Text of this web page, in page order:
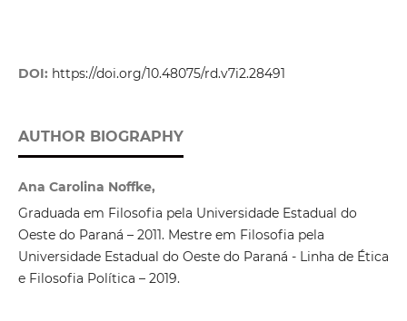
DOI: https://doi.org/10.48075/rd.v7i2.28491
AUTHOR BIOGRAPHY
Ana Carolina Noffke,
Graduada em Filosofia pela Universidade Estadual do
Oeste do Paraná – 2011. Mestre em Filosofia pela
Universidade Estadual do Oeste do Paraná - Linha de Ética
e Filosofia Política – 2019.